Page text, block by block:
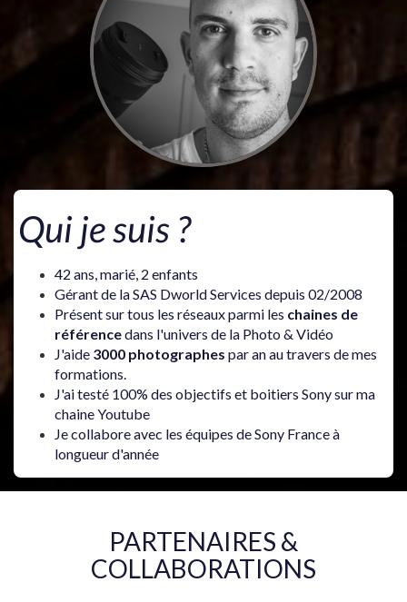
Qui je suis ?
42 ans, marié, 2 enfants
Gérant de la SAS Dworld Services depuis 02/2008
Présent sur tous les réseaux parmi les chaines de
référencedans l'univers de la Photo & Vidéo
J'aide 3000 photographes par an au travers de mes
formations.
J'ai testé 100% des objectifs et boitiers Sony sur ma
chaine Youtube
Je collabore avec les équipes de Sony France à
longueur d'année
PARTENAIRES &
COLLABORATIONS